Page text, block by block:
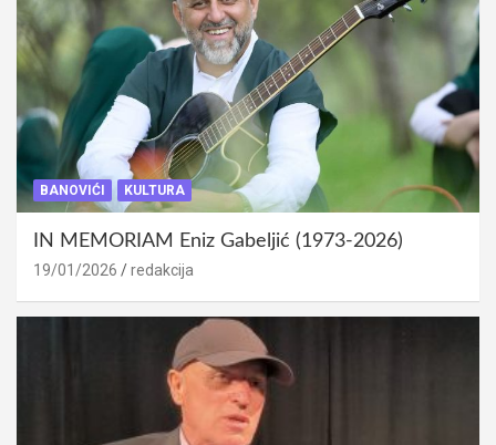
BANOVIĆI KULTURA
IN MEMORIAM Eniz Gabeljić (1973-2026)
19/01/2026 redakcija